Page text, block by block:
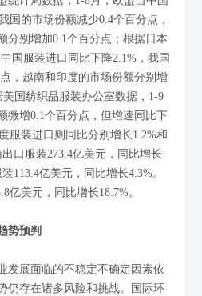
国的市场份额减少0.4个百分点，
分别增加0.1个百分点；根据日本
国服装进口同比下降2.1%，我国
，越南和印度的市场份额分别增
国纺织品服装办公室数据，1-9
微增0.1个百分点，但增速同比下
服装进口则同比分别增长1.2%和
口服装273.4亿美元，同比增长
113.4亿美元，同比增长4.3%。
亿美元，同比增长18.7%。
势预判
发展面临的不稳定不确定因素依
仍存在诸多风险和挑战。国际环